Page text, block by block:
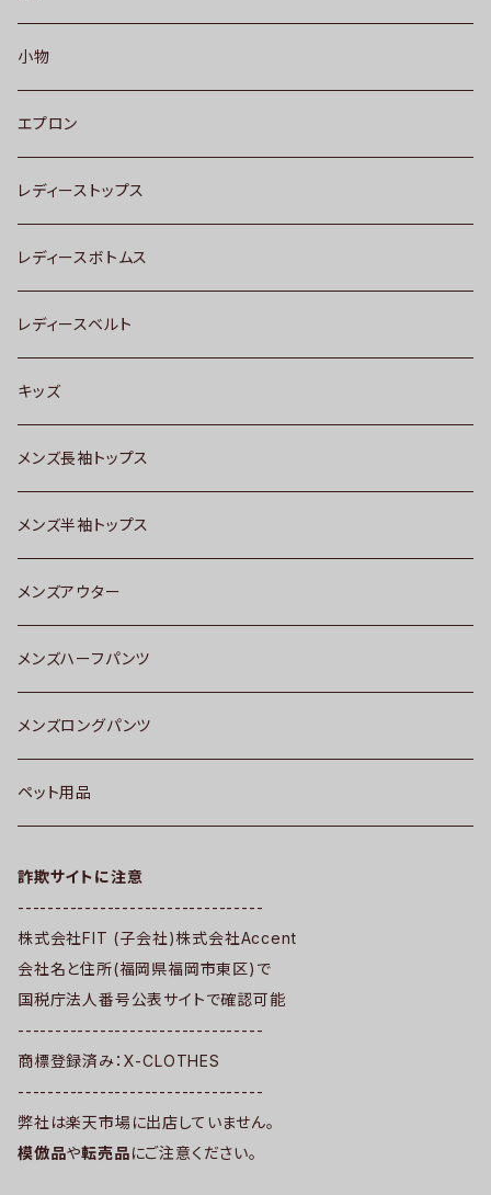
小物
エプロン
レディーストップス
レディースボトムス
レディースベルト
キッズ
メンズ長袖トップス
メンズ半袖トップス
メンズアウター
メンズハーフパンツ
メンズロングパンツ
ペット用品
詐欺サイトに注意
---------------------------------
株式会社FIT (子会社)株式会社Accent
会社名と住所(福岡県福岡市東区)で
国税庁法人番号公表サイトで確認可能
---------------------------------
商標登録済み：X-CLOTHES
---------------------------------
弊社は楽天市場に出店していません。
模倣品や転売品にご注意ください。